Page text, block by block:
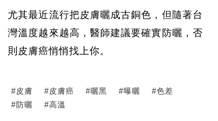
尤其最近流行把皮膚曬成古銅色，但隨著台
灣溫度越來越高，醫師建議要確實防曬，否
則皮膚癌悄悄找上你。
#皮膚 #皮膚癌 #曬黑 #曝曬 #色差
#防曬 #高溫